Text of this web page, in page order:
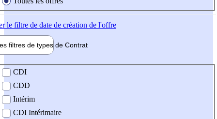
le filtre de date de création de l'offre
filtres de types de Contrat
contrat
CDI
CDD
Intérim
CDI Intérimaire